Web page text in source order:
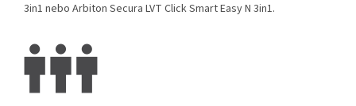
3in1 nebo Arbiton Secura LVT Click Smart Easy N 3in1.